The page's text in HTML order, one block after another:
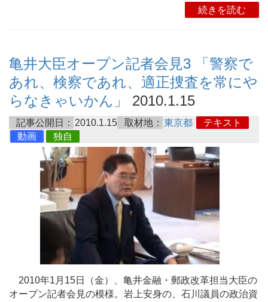
続きを読む
亀井大臣オープン記者会見3 「警察で
あれ、検察であれ、適正捜査を常にや
らなきゃいかん」
2010.1.15
記事公開日： 2010.1.15 取材地： 東京都
テキスト
動画
独自
2010年1月15日（金）、亀井金融・郵政改革担当大臣の
オープン記者会見の模様。岩上安身の、石川議員の政治資